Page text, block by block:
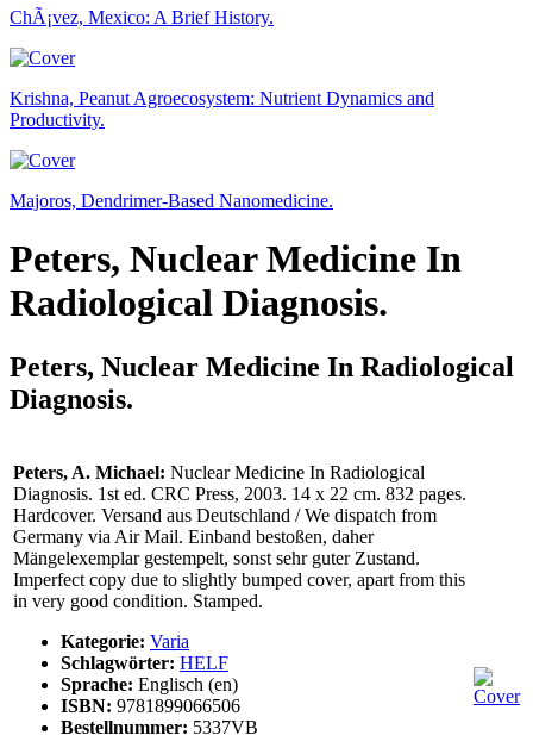
ChÃ¡vez, Mexico: A Brief History.
Krishna, Peanut Agroecosystem: Nutrient Dynamics and
Productivity.
Majoros, Dendrimer-Based Nanomedicine.
Peters, Nuclear Medicine In
Radiological Diagnosis.
Peters, Nuclear Medicine In Radiological
Diagnosis.
Peters, A. Michael: Nuclear Medicine In Radiological
Diagnosis. 1st ed. CRC Press, 2003. 14 x 22 cm. 832 pages.
Hardcover. Versand aus Deutschland / We dispatch from
Germany via Air Mail. Einband bestoßen, daher
Mängelexemplar gestempelt, sonst sehr guter Zustand.
Imperfect copy due to slightly bumped cover, apart from this
in very good condition. Stamped.
Kategorie: Varia
Schlagwörter: HELF
Sprache: Englisch (en)
ISBN: 9781899066506
Bestellnummer: 5337VB